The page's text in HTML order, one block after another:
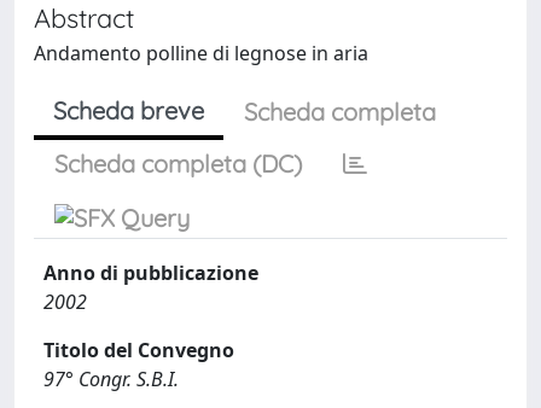
Abstract
Andamento polline di legnose in aria
Scheda breve
Scheda completa
Scheda completa (DC)
Anno di pubblicazione
2002
Titolo del Convegno
97° Congr. S.B.I.